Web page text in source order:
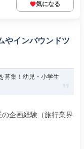
気になる
やインバウンドツ
募集！幼児・小学生
企画経験（旅行業界